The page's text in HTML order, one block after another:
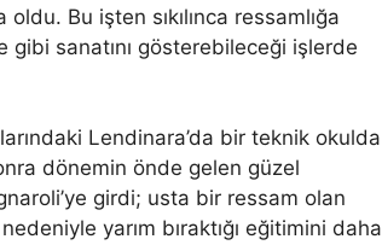
Bu işten sıkılınca ressamlığa
sanatını gösterebileceği işlerde
Lendinara’da bir teknik okulda
dönemin önde gelen güzel
girdi; usta bir ressam olan
yarım bıraktığı eğitimini daha